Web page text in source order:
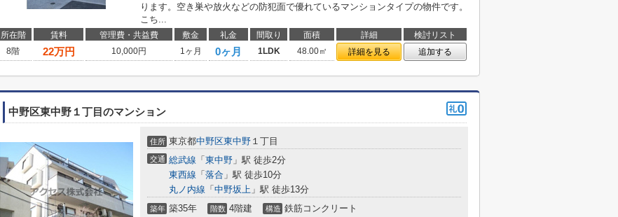
ります。空き巣や放火などの防犯面で優れているマンションタイプの物件です。
こち...
所在階 賃料 管理費・共益費 敷金 礼金 間取り 面積 詳細
検討リスト
8階
22万円 10,000円 1ヶ月 0ヶ月 1LDK 48.00㎡ 詳細を見る 追加する
中野区東中野１丁目のマンション
住所 東京都中野区東中野 １丁目
交通 総武線 「 東中野 」駅 徒歩2分
東西線 「 落合 」駅 徒歩10分
丸ノ内線 「 中野坂上 」駅 徒歩13分
築年 築35年 階数 4階建 構造 鉄筋コンクリート